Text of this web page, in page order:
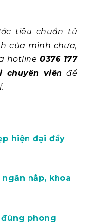
tiêu chuẩn tủ
của mình chưa,
hotline 0376 177
chuyên viên để
hiện đại đầy
nắp, khoa
đúng phong